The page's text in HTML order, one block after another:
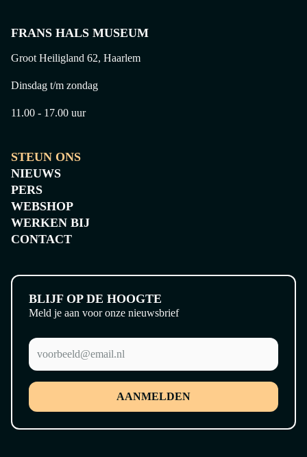
FRANS HALS MUSEUM
Groot Heiligland 62, Haarlem
Dinsdag t/m zondag
11.00 - 17.00 uur
STEUN ONS
NIEUWS
PERS
WEBSHOP
WERKEN BIJ
CONTACT
BLIJF OP DE HOOGTE
Meld je aan voor onze nieuwsbrief
AANMELDEN